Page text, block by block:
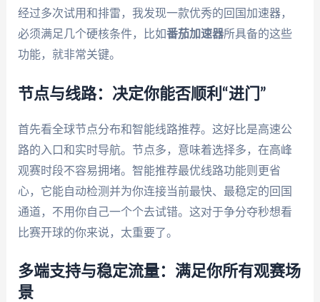
经过多次试用和排雷，我发现一款优秀的回国加速器，
必须满足几个硬核条件，比如番茄加速器所具备的这些
功能，就非常关键。
节点与线路：决定你能否顺利“进门”
首先看全球节点分布和智能线路推荐。这好比是高速公
路的入口和实时导航。节点多，意味着选择多，在高峰
观赛时段不容易拥堵。智能推荐最优线路功能则更省
心，它能自动检测并为你连接当前最快、最稳定的回国
通道，不用你自己一个个去试错。这对于争分夺秒想看
比赛开球的你来说，太重要了。
多端支持与稳定流量：满足你所有观赛场
景